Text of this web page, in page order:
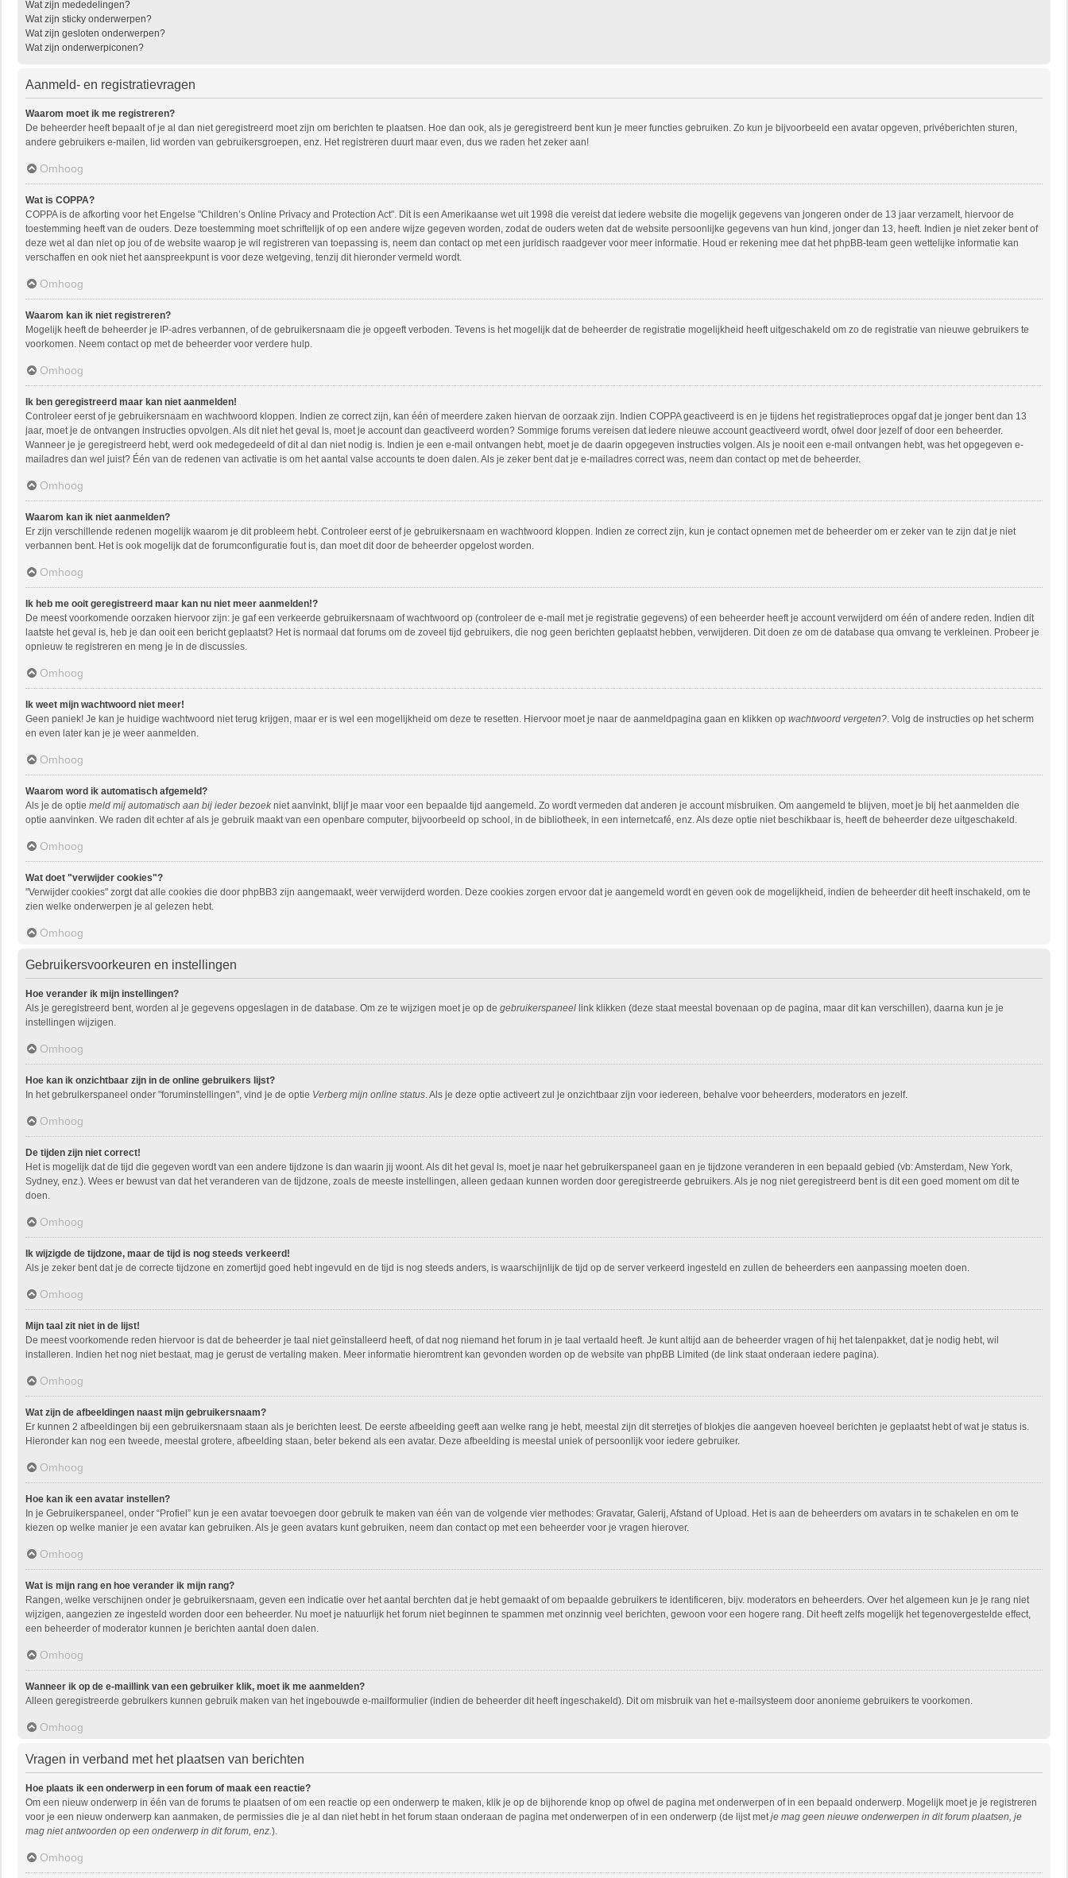
Wat zijn mededelingen?
Wat zijn sticky onderwerpen?
Wat zijn gesloten onderwerpen?
Wat zijn onderwerpiconen?
Aanmeld- en registratievragen
Waarom moet ik me registreren?
De beheerder heeft bepaalt of je al dan niet geregistreerd moet zijn om berichten te plaatsen. Hoe dan ook, als je geregistreerd bent kun je meer functies gebruiken. Zo kun je bijvoorbeeld een avatar opgeven, privéberichten sturen,
andere gebruikers e-mailen, lid worden van gebruikersgroepen, enz. Het registreren duurt maar even, dus we raden het zeker aan!
Omhoog
Wat is COPPA?
COPPA is de afkorting voor het Engelse "Children’s Online Privacy and Protection Act". Dit is een Amerikaanse wet uit 1998 die vereist dat iedere website die mogelijk gegevens van jongeren onder de 13 jaar verzamelt, hiervoor de
toestemming heeft van de ouders. Deze toestemming moet schriftelijk of op een andere wijze gegeven worden, zodat de ouders weten dat de website persoonlijke gegevens van hun kind, jonger dan 13, heeft. Indien je niet zeker bent of
deze wet al dan niet op jou of de website waarop je wil registreren van toepassing is, neem dan contact op met een juridisch raadgever voor meer informatie. Houd er rekening mee dat het phpBB-team geen wettelijke informatie kan
verschaffen en ook niet het aanspreekpunt is voor deze wetgeving, tenzij dit hieronder vermeld wordt.
Omhoog
Waarom kan ik niet registreren?
Mogelijk heeft de beheerder je IP-adres verbannen, of de gebruikersnaam die je opgeeft verboden. Tevens is het mogelijk dat de beheerder de registratie mogelijkheid heeft uitgeschakeld om zo de registratie van nieuwe gebruikers te
voorkomen. Neem contact op met de beheerder voor verdere hulp.
Omhoog
Ik ben geregistreerd maar kan niet aanmelden!
Controleer eerst of je gebruikersnaam en wachtwoord kloppen. Indien ze correct zijn, kan één of meerdere zaken hiervan de oorzaak zijn. Indien COPPA geactiveerd is en je tijdens het registratieproces opgaf dat je jonger bent dan 13
jaar, moet je de ontvangen instructies opvolgen. Als dit niet het geval is, moet je account dan geactiveerd worden? Sommige forums vereisen dat iedere nieuwe account geactiveerd wordt, ofwel door jezelf of door een beheerder.
Wanneer je je geregistreerd hebt, werd ook medegedeeld of dit al dan niet nodig is. Indien je een e-mail ontvangen hebt, moet je de daarin opgegeven instructies volgen. Als je nooit een e-mail ontvangen hebt, was het opgegeven e-
mailadres dan wel juist? Één van de redenen van activatie is om het aantal valse accounts te doen dalen. Als je zeker bent dat je e-mailadres correct was, neem dan contact op met de beheerder.
Omhoog
Waarom kan ik niet aanmelden?
Er zijn verschillende redenen mogelijk waarom je dit probleem hebt. Controleer eerst of je gebruikersnaam en wachtwoord kloppen. Indien ze correct zijn, kun je contact opnemen met de beheerder om er zeker van te zijn dat je niet
verbannen bent. Het is ook mogelijk dat de forumconfiguratie fout is, dan moet dit door de beheerder opgelost worden.
Omhoog
Ik heb me ooit geregistreerd maar kan nu niet meer aanmelden!?
De meest voorkomende oorzaken hiervoor zijn: je gaf een verkeerde gebruikersnaam of wachtwoord op (controleer de e-mail met je registratie gegevens) of een beheerder heeft je account verwijderd om één of andere reden. Indien dit
laatste het geval is, heb je dan ooit een bericht geplaatst? Het is normaal dat forums om de zoveel tijd gebruikers, die nog geen berichten geplaatst hebben, verwijderen. Dit doen ze om de database qua omvang te verkleinen. Probeer je
opnieuw te registreren en meng je in de discussies.
Omhoog
Ik weet mijn wachtwoord niet meer!
Geen paniek! Je kan je huidige wachtwoord niet terug krijgen, maar er is wel een mogelijkheid om deze te resetten. Hiervoor moet je naar de aanmeldpagina gaan en klikken op wachtwoord vergeten?. Volg de instructies op het scherm
en even later kan je je weer aanmelden.
Omhoog
Waarom word ik automatisch afgemeld?
Als je de optie meld mij automatisch aan bij ieder bezoek niet aanvinkt, blijf je maar voor een bepaalde tijd aangemeld. Zo wordt vermeden dat anderen je account misbruiken. Om aangemeld te blijven, moet je bij het aanmelden die
optie aanvinken. We raden dit echter af als je gebruik maakt van een openbare computer, bijvoorbeeld op school, in de bibliotheek, in een internetcafé, enz. Als deze optie niet beschikbaar is, heeft de beheerder deze uitgeschakeld.
Omhoog
Wat doet "verwijder cookies"?
"Verwijder cookies" zorgt dat alle cookies die door phpBB3 zijn aangemaakt, weer verwijderd worden. Deze cookies zorgen ervoor dat je aangemeld wordt en geven ook de mogelijkheid, indien de beheerder dit heeft inschakeld, om te
zien welke onderwerpen je al gelezen hebt.
Omhoog
Gebruikersvoorkeuren en instellingen
Hoe verander ik mijn instellingen?
Als je geregistreerd bent, worden al je gegevens opgeslagen in de database. Om ze te wijzigen moet je op de gebruikerspaneel link klikken (deze staat meestal bovenaan op de pagina, maar dit kan verschillen), daarna kun je je
instellingen wijzigen.
Omhoog
Hoe kan ik onzichtbaar zijn in de online gebruikers lijst?
In het gebruikerspaneel onder "foruminstellingen", vind je de optie Verberg mijn online status. Als je deze optie activeert zul je onzichtbaar zijn voor iedereen, behalve voor beheerders, moderators en jezelf.
Omhoog
De tijden zijn niet correct!
Het is mogelijk dat de tijd die gegeven wordt van een andere tijdzone is dan waarin jij woont. Als dit het geval is, moet je naar het gebruikerspaneel gaan en je tijdzone veranderen in een bepaald gebied (vb: Amsterdam, New York,
Sydney, enz.). Wees er bewust van dat het veranderen van de tijdzone, zoals de meeste instellingen, alleen gedaan kunnen worden door geregistreerde gebruikers. Als je nog niet geregistreerd bent is dit een goed moment om dit te
doen.
Omhoog
Ik wijzigde de tijdzone, maar de tijd is nog steeds verkeerd!
Als je zeker bent dat je de correcte tijdzone en zomertijd goed hebt ingevuld en de tijd is nog steeds anders, is waarschijnlijk de tijd op de server verkeerd ingesteld en zullen de beheerders een aanpassing moeten doen.
Omhoog
Mijn taal zit niet in de lijst!
De meest voorkomende reden hiervoor is dat de beheerder je taal niet geïnstalleerd heeft, of dat nog niemand het forum in je taal vertaald heeft. Je kunt altijd aan de beheerder vragen of hij het talenpakket, dat je nodig hebt, wil
installeren. Indien het nog niet bestaat, mag je gerust de vertaling maken. Meer informatie hieromtrent kan gevonden worden op de website van phpBB Limited (de link staat onderaan iedere pagina).
Omhoog
Wat zijn de afbeeldingen naast mijn gebruikersnaam?
Er kunnen 2 afbeeldingen bij een gebruikersnaam staan als je berichten leest. De eerste afbeelding geeft aan welke rang je hebt, meestal zijn dit sterretjes of blokjes die aangeven hoeveel berichten je geplaatst hebt of wat je status is.
Hieronder kan nog een tweede, meestal grotere, afbeelding staan, beter bekend als een avatar. Deze afbeelding is meestal uniek of persoonlijk voor iedere gebruiker.
Omhoog
Hoe kan ik een avatar instellen?
In je Gebruikerspaneel, onder “Profiel” kun je een avatar toevoegen door gebruik te maken van één van de volgende vier methodes: Gravatar, Galerij, Afstand of Upload. Het is aan de beheerders om avatars in te schakelen en om te
kiezen op welke manier je een avatar kan gebruiken. Als je geen avatars kunt gebruiken, neem dan contact op met een beheerder voor je vragen hierover.
Omhoog
Wat is mijn rang en hoe verander ik mijn rang?
Rangen, welke verschijnen onder je gebruikersnaam, geven een indicatie over het aantal berchten dat je hebt gemaakt of om bepaalde gebruikers te identificeren, bijv. moderators en beheerders. Over het algemeen kun je je rang niet
wijzigen, aangezien ze ingesteld worden door een beheerder. Nu moet je natuurlijk het forum niet beginnen te spammen met onzinnig veel berichten, gewoon voor een hogere rang. Dit heeft zelfs mogelijk het tegenovergestelde effect,
een beheerder of moderator kunnen je berichten aantal doen dalen.
Omhoog
Wanneer ik op de e-maillink van een gebruiker klik, moet ik me aanmelden?
Alleen geregistreerde gebruikers kunnen gebruik maken van het ingebouwde e-mailformulier (indien de beheerder dit heeft ingeschakeld). Dit om misbruik van het e-mailsysteem door anonieme gebruikers te voorkomen.
Omhoog
Vragen in verband met het plaatsen van berichten
Hoe plaats ik een onderwerp in een forum of maak een reactie?
Om een nieuw onderwerp in één van de forums te plaatsen of om een reactie op een onderwerp te maken, klik je op de bijhorende knop op ofwel de pagina met onderwerpen of in een bepaald onderwerp. Mogelijk moet je je registreren
voor je een nieuw onderwerp kan aanmaken, de permissies die je al dan niet hebt in het forum staan onderaan de pagina met onderwerpen of in een onderwerp (de lijst metje mag geen nieuwe onderwerpen in dit forum plaatsen, je
mag niet antwoorden op een onderwerp in dit forum, enz.).
Omhoog